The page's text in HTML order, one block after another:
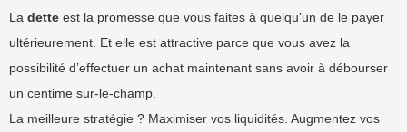
La dette est la promesse que vous faites à quelqu’un de le payer
ultérieurement. Et elle est attractive parce que vous avez la
possibilité d’effectuer un achat maintenant sans avoir à débourser
un centime sur-le-champ.
La meilleure stratégie ? Maximiser vos liquidités. Augmentez vos